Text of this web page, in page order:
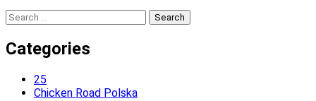
Search
for:
Categories
25
Chicken Road Polska